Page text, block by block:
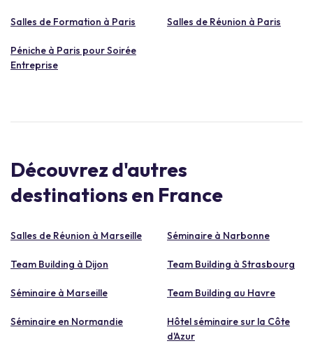
Salles de Formation à Paris Salles de Réunion à Paris
Péniche à Paris pour Soirée
Entreprise
Découvrez d'autres
destinations en France
Salles de Réunion à Marseille Séminaire à Narbonne
Team Building à Dijon Team Building à Strasbourg
Séminaire à Marseille Team Building au Havre
Séminaire en Normandie
Hôtel séminaire sur la Côte
d'Azur